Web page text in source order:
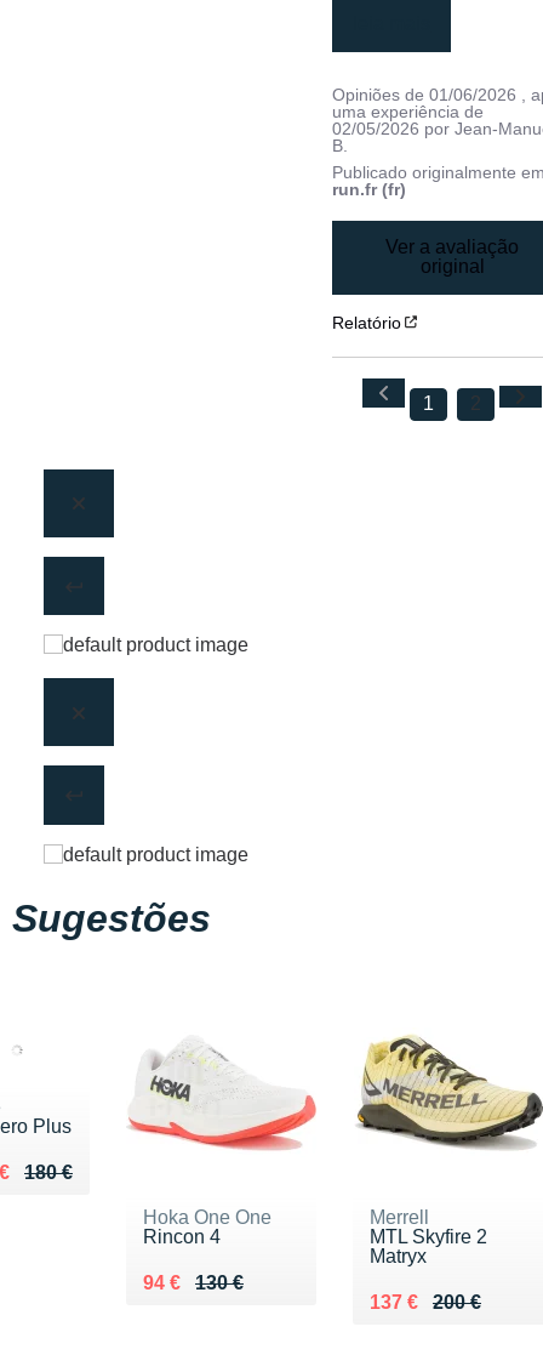
Opiniões de01/06/2026
,
uma experiência de
02/05/2026 porJean-
B.
Publicado originalmente
run.fr (fr)
Ver a avaliação
original
Relatório
1 2
Sugestões
Plus
180 €
de 180 €
144 €
Hoka One One
Rincon 4
130 €
Au lieu de 130 €
94 €
Vendu 94 €
Merrell
MTL Skyfire 2
Matryx
200 €
Au lieu de 200 €
137 €
Vendu 137 €